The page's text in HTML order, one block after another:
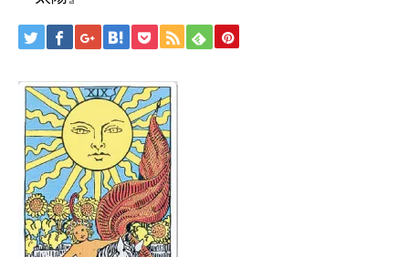
お問い合わせ